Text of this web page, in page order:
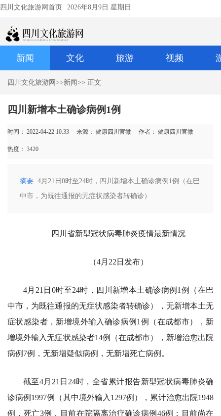
四川文化旅游网首页 2026年8月9日 星期日
新闻 文化 旅游 视频
四川文化旅游网 >>新闻>> 正文
四川新增本土确诊病例1例
时间： 2022-04-22 10:33 来源： 健康四川官微 作者： 健康四川官微
热度： 3420
摘要: 4月21日0时至24时，四川新增本土确诊病例1例（在巴
中市，为既往通报的无症状感染者转确诊）
四川省新型冠状病毒肺炎疫情最新情况
（4月22日发布）
4月21日0时至24时，四川新增本土确诊病例1例（在巴
中市，为既往通报的无症状感染者转确诊），无新增本土无
症状感染者，新增境外输入确诊病例1例（在成都市），新
增境外输入无症状感染者14例（在成都市），新增治愈出院
病例7例，无新增疑似病例，无新增死亡病例。
截至4月21日24时，全省累计报告新型冠状病毒肺炎确
诊病例1997例（其中境外输入1297例），累计治愈出院1948
例，死亡3例，目前在院隔离治疗确诊病例46例；目前尚在